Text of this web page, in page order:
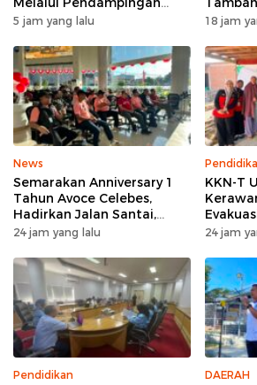
Pembuatan QRIS di Desa
5 jam yang lalu 18 jam
News
Semarakan Anniversary 1
Tahun Avoce Celebes,
Hadirkan Jalan Santai,
Bakti Sosial, dan Hiburan
24 jam yang lalu
KKN-T
Tallasa
24 jam
Pendidikan DAERAH